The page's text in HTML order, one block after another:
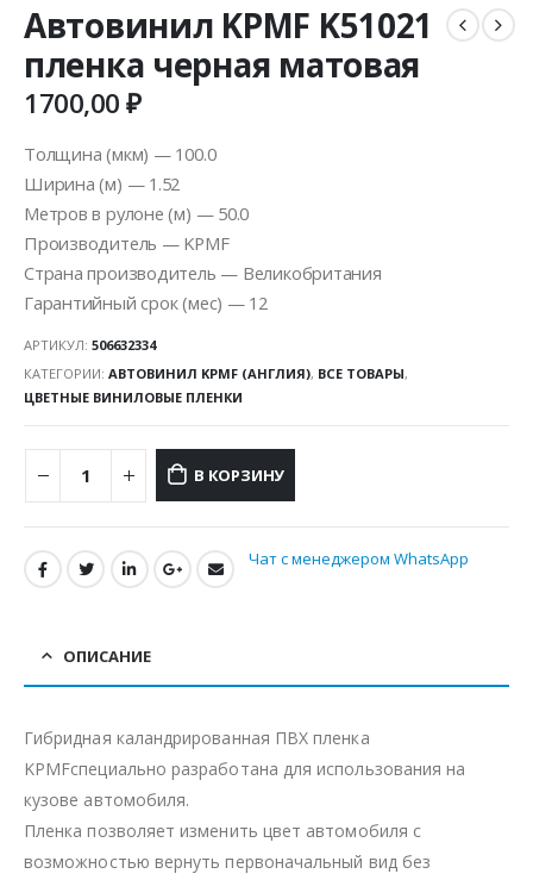
Автовинил KPMF K51021
пленка черная матовая
1700,00₽
Толщина (мкм) — 100.0
Ширина (м) — 1.52
Метров в рулоне (м) — 50.0
Производитель — KPMF
Страна производитель — Великобритания
Гарантийный срок (мес) — 12
АРТИКУЛ: 506632334
КАТЕГОРИИ: АВТОВИНИЛ KPMF (АНГЛИЯ), ВСЕ ТОВАРЫ,
ЦВЕТНЫЕ ВИНИЛОВЫЕ ПЛЕНКИ
В КОРЗИНУ
Чат с менеджером WhatsApp
ОПИСАНИЕ
Гибридная каландрированная ПВХ пленка
KPMFспециально разработана для использования на
кузове автомобиля.
Пленка позволяет изменить цвет автомобиля с
возможностью вернуть первоначальный вид без